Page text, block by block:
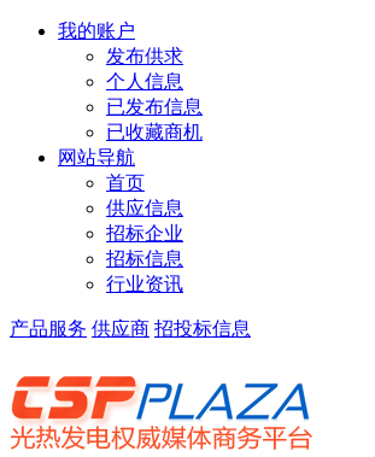
我的账户
发布供求
个人信息
已发布信息
已收藏商机
网站导航
首页
供应信息
招标企业
招标信息
行业资讯
产品服务 供应商 招投标信息